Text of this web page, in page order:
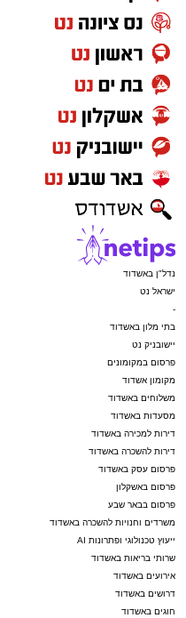
נדל"ן באשדוד
ישראל נט
-
בתי מלון באשדוד
יישובניק נט
פרסום במקומונים
מקומון אשדוד
משלוחים באשדוד
מסעדות באשדוד
דירות למכירה באשדוד
דירות להשכרה באשדוד
פרסום עסק באשדוד
פרסום באשקלון
פרסום בבאר שבע
משרדים וחנויות להשכרה באשדוד
ייעוץ טכנולוגי ופתרונות AI
שרותי בריאות באשדוד
אירועים באשדוד
דרושים באשדוד
חוגים באשדוד